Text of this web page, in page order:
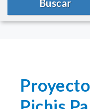
Buscar